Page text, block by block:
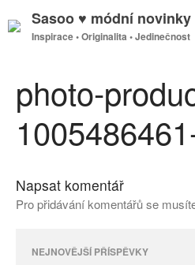
Sasoo ♥ módní novinky
Inspirace • Originalita • Jedinečnost
photo-
Napsat komentář
Pro přidávání komentářů se
NEJNOVĚJŠÍ PŘÍSPĚVKY